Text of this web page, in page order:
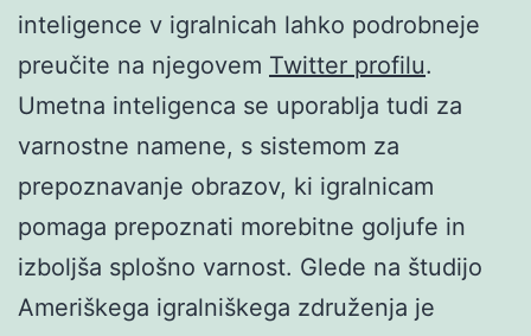
inteligence v igralnicah lahko podrobneje
preučite na njegovem Twitter profilu.
Umetna inteligenca se uporablja tudi za
varnostne namene, s sistemom za
prepoznavanje obrazov, ki igralnicam
pomaga prepoznati morebitne goljufe in
izboljša splošno varnost. Glede na študijo
Ameriškega igralniškega združenja je